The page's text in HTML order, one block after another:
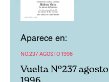
Aparece en:
NO.237 AGOSTO 1996
Vuelta Nº237 agosto